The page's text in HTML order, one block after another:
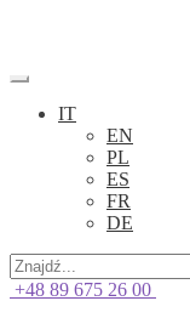
IT
EN
PL
ES
FR
DE
+48 89 675 26 00